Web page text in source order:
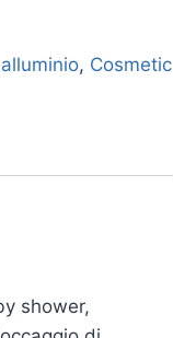
, Cosmetic
shower,